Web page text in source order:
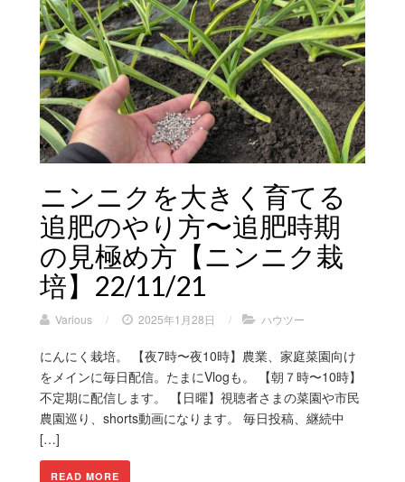
ニンニクを大きく育てる
追肥のやり方〜追肥時期
の見極め方【ニンニク栽
培】22/11/21
Various / 2025年1月28日 / ハウツー
にんにく栽培。 【夜7時〜夜10時】農業、家庭菜園向け
をメインに毎日配信。たまにVlogも。 【朝７時〜10時】
不定期に配信します。 【日曜】視聴者さまの菜園や市民
農園巡り、shorts動画になります。 毎日投稿、継続中
[…]
READ MORE